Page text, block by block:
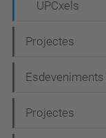
UPCxels
Projectes
Projectes